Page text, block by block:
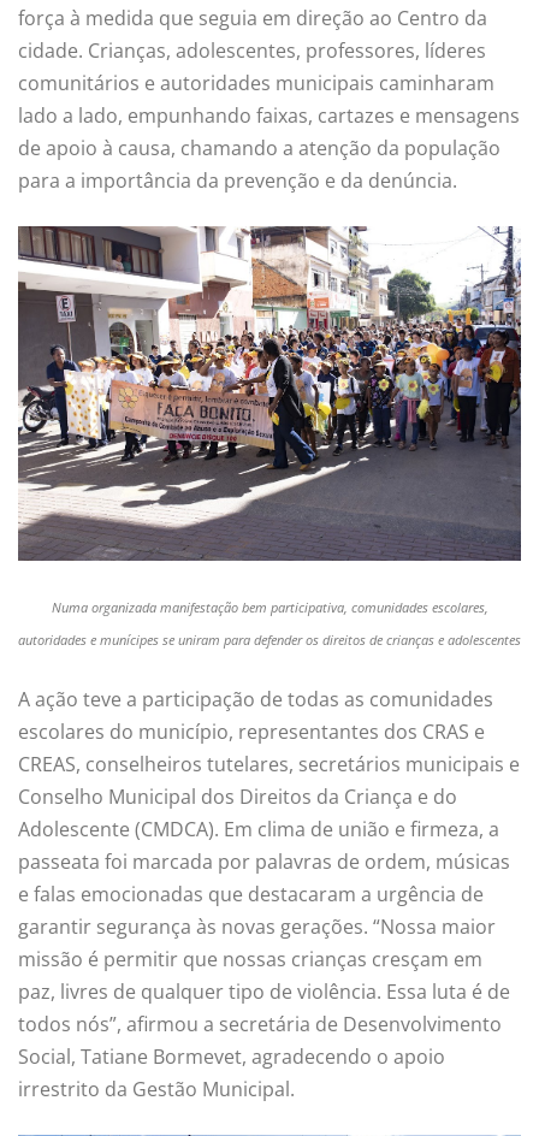
força à medida que seguia em direção ao Centro da
cidade. Crianças, adolescentes, professores, líderes
comunitários e autoridades municipais caminharam
lado a lado, empunhando faixas, cartazes e mensagens
de apoio à causa, chamando a atenção da população
para a importância da prevenção e da denúncia.
Numa organizada manifestação bem participativa, comunidades escolares,
autoridades e munícipes se uniram para defender os direitos de crianças e adolescentes
A ação teve a participação de todas as comunidades
escolares do município, representantes dos CRAS e
CREAS, conselheiros tutelares, secretários municipais e
Conselho Municipal dos Direitos da Criança e do
Adolescente (CMDCA). Em clima de união e firmeza, a
passeata foi marcada por palavras de ordem, músicas
e falas emocionadas que destacaram a urgência de
garantir segurança às novas gerações. “Nossa maior
missão é permitir que nossas crianças cresçam em
paz, livres de qualquer tipo de violência. Essa luta é de
todos nós”, afirmou a secretária de Desenvolvimento
Social, Tatiane Bormevet, agradecendo o apoio
irrestrito da Gestão Municipal.